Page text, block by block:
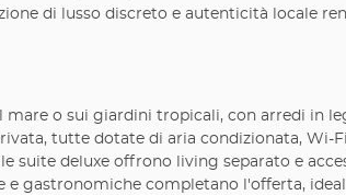
di lusso discreto e autenticità locale
o sui giardini tropicali, con arredi in
tutte dotate di aria condizionata, Wi-
suite deluxe offrono living separato e
e gastronomiche completano l'offerta,